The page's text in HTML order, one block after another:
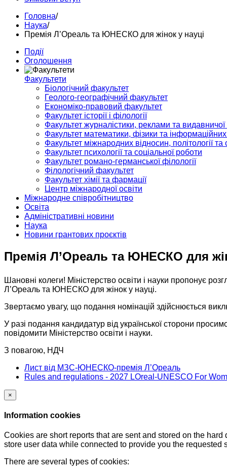
Головна/
Наука/
Премія Л’Ореаль та ЮНЕСКО для жінок у науці
Події
Оголошення
Факультети
Біологічний факультет
Геолого-географічний факультет
Економіко-правовий факультет
Факультет історії і філології
Факультет журналістики, реклами та
Факультет математики, фізики та інформаційних
Факультет міжнародних відносин, політології та
Факультет психології та соціальної роботи
Факультет романо-германської філології
Філологічний факультет
Факультет хімії та фармації
Центр міжнародної освіти
Міжнародне співробітництво
Освіта
Адміністративні новини
Наука
Новини грантових проєктів
Премія Л’Ореаль та ЮНЕСКО для
Шановні колеги! Міністерство освіти і науки пропонує
Л’Ореаль та ЮНЕСКО для жінок у науці.
Звертаємо увагу, що подання номінацій здійснюється
У разі подання кандидатур від української сторони
повідомити Міністерство освіти і науки.
З повагою, НДЧ
Лист від МЗС-ЮНЕСКО-премія Л’Ореаль
Rules and regulations - 2027 LOreal-UNESCO For
×
Information cookies
Cookies are short reports that are sent and stored on the
store user data while connected to provide you the
There are several types of cookies: